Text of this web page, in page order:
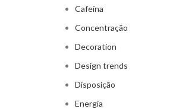
Cafeína
Concentração
Decoration
Design trends
Disposição
Energia